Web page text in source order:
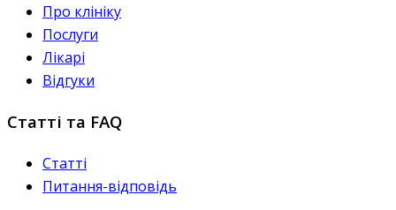
Про клініку
Послуги
Лікарі
Відгуки
Статті та FAQ
Статті
Питання-відповідь